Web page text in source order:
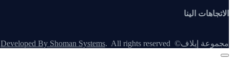
الاتجاهات الينا
مجموعة إيلاف©
Developed By Shoman Systems. All rights reserved